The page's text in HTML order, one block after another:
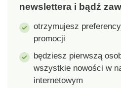
newslettera i bądź
otrzymujesz
promocji
będziesz pierwszą
wszystkie nowości w
internetowym